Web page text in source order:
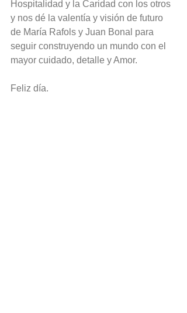
Hospitalidad y la Caridad con los otros
y nos dé la valentía y visión de futuro
de María Rafols y Juan Bonal para
seguir construyendo un mundo con el
mayor cuidado, detalle y Amor.
Feliz día.